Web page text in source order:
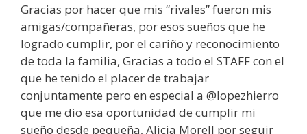
Gracias por hacer que mis “rivales” fueron mis
amigas/compañeras, por esos sueños que he
logrado cumplir, por el cariño y reconocimiento
de toda la familia, Gracias a todo el STAFF con el
que he tenido el placer de trabajar
conjuntamente pero en especial a @lopezhierro
que me dio esa oportunidad de cumplir mi
sueño desde pequeña, Alicia Morell por seguir